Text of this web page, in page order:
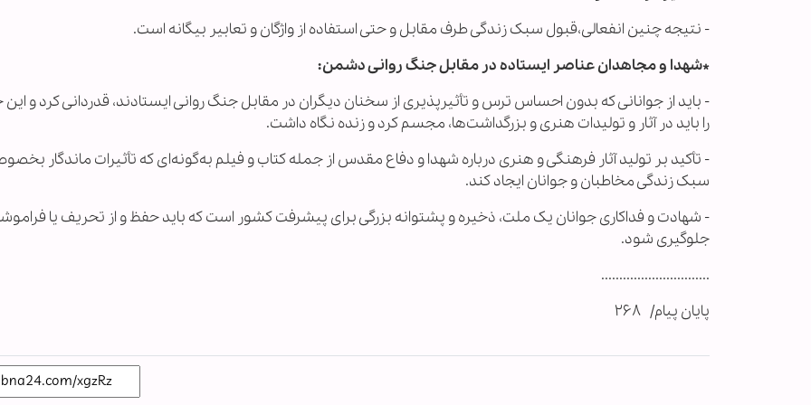
- نتیجه چنین انفعالی،قبول سبک زندگی طرف مقابل و حتی استفاده از واژگان و تعابیر بیگانه است.
*شهدا و مجاهدان عناصر ایستاده در مقابل جنگ روانی دشمن:
- باید از جوانانی که بدون احساس ترس و تأثیرپذیری از سخنان دیگران در مقابل جنگ روانی ایستادند، قدردانی کرد و
را باید در آثار و تولیدات هنری و بزرگداشت‌ها، مجسم کرد و زنده نگاه داشت.
- تأکید بر تولید آثار فرهنگی و هنری درباره شهدا و دفاع مقدس از جمله کتاب و فیلم به‌گونه‌ای که تأثیرات ماندگار
سبک زندگی مخاطبان و جوانان ایجاد کند.
- شهادت و فداکاری جوانان یک ملت، ذخیره و پشتوانه بزرگی برای پیشرفت کشور است که باید حفظ و از تحریف یا
جلوگیری شود.
..............................
پایان پیام/ ۲۶۸